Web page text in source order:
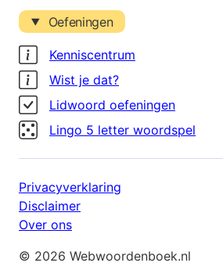
Oefeningen
Kenniscentrum
Wist je dat?
Lidwoord oefeningen
Lingo 5 letter woordspel
Privacyverklaring
Disclaimer
Over ons
© 2026 Webwoordenboek.nl